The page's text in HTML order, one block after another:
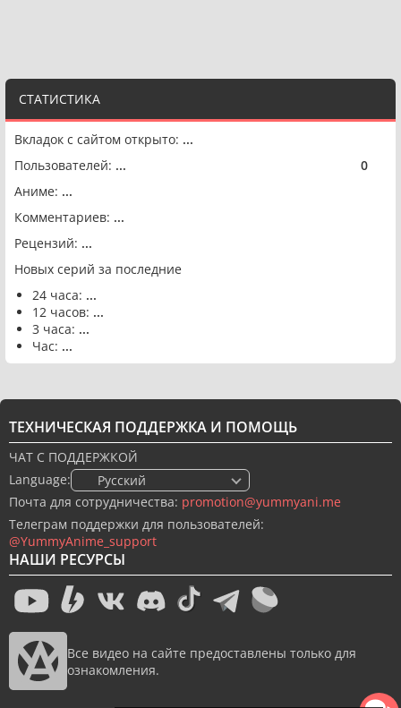
СТАТИСТИКА
Вкладок с сайтом открыто: ...
Пользователей: ... 0
Аниме: ...
Комментариев: ...
Рецензий: ...
Новых серий за последние
24 часа: ...
12 часов: ...
3 часа: ...
Час: ...
НАШИ РЕСУРСЫ
Все видео на сайте предоставлены только для
ознакомления.
ТЕХНИЧЕСКАЯ ПОДДЕРЖКА И ПОМОЩЬ
ЧАТ С ПОДДЕРЖКОЙ
Language:
🇷🇺 Русский
Почта для сотрудничества: promotion@yummyani.me
Телеграм поддержки для пользователей:
@YummyAnime_support